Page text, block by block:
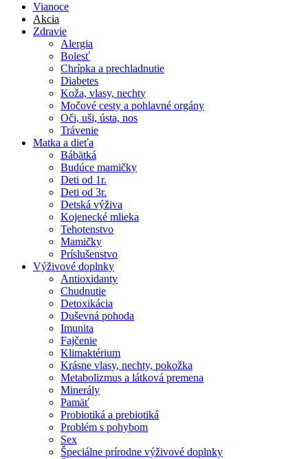
Vianoce
Akcia
Zdravie
Alergia
Bolesť
Chrípka a prechladnutie
Diabetes
Koža, vlasy, nechty
Močové cesty a pohlavné orgány
Oči, uši, ústa, nos
Trávenie
Matka a dieťa
Bábätká
Budúce mamičky
Deti od 1r.
Deti od 3r.
Detská výživa
Kojenecké mlieka
Tehotenstvo
Mamičky
Príslušenstvo
Výživové doplnky
Antioxidanty
Chudnutie
Detoxikácia
Duševná pohoda
Imunita
Fajčenie
Klimaktérium
Krásne vlasy, nechty, pokožka
Metabolizmus a látková premena
Minerály
Pamäť
Probiotiká a prebiotiká
Problém s pohybom
Sex
Špeciálne prírodne výživové doplnky